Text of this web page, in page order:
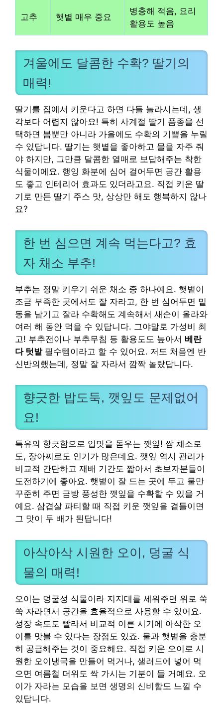
고추 햇볕 매우 중요
병충해 적음, 요리
활용도 높음
겨울에도 달콤한 수확? 딸기의
매력!
딸기를 집에서 키운다고 하면 다들 놀라시는데, 생
각보다 어렵지 않아요! 특히 사계절 딸기 품종을 선
택하면 봄뿐만 아니라 가을에도 수확의 기쁨을 누릴
수 있답니다. 딸기는 햇볕을 좋아하고 물을 자주 줘
야 하지만, 그만큼 달콤한 열매로 보답해주는 착한
식물이에요. 행잉 화분에 심어 걸어두면 공간 활용
도 좋고 인테리어 효과도 있더라고요. 직접 키운 딸
기로 만든 딸기 주스 맛, 상상만 해도 행복하지 않나
요?
한 번 심으면 계속 먹는다고? 효
자 채소 부추!
부추는 정말 키우기 쉬운 채소 중 하나예요. 햇볕이
조금 부족한 곳에서도 잘 자라고, 한 번 심어두면 밑
동을 남기고 잘라 수확해도 계속해서 새순이 올라와
여러 해 동안 먹을 수 있답니다. 그야말로 가성비 최
고! 부추전이나 부추무침 등 활용도도 높아서 베란
다 텃밭필수템이라고 할 수 있어요. 저도 처음엔 반
신반의했는데, 정말 잘 자라서 깜짝 놀랐답니다.
향긋한 밥도둑, 깻잎도 문제없어
요!
특유의 향긋함으로 입맛을 돋우는 깻잎! 쌈 채소로
도, 장아찌로도 인기가 많은데요. 깻잎 역시 관리가
비교적 간단하고 재배 기간도 짧아서 초보자분들이
도전하기에 좋아요. 햇볕이 잘 드는 곳에 두고 물만
꾸준히 주면 금방 풍성한 깻잎을 수확할 수 있을 거
예요. 삼겹살 파티할 때 직접 키운 깻잎을 곁들이면
그 맛이 두 배가 된답니다!
아삭아삭 시원한 오이, 덩굴 식
물의 매력!
오이는 덩굴성 식물이라 지지대를 세워주면 위로 쑥
쑥 자라면서 공간을 효율적으로 사용할 수 있어요.
성장 속도도 빨라서 비교적 이른 시기에 아삭한 오
이를 맛볼 수 있다는 장점도 있죠. 물과 햇볕을 충분
히 공급해주는 것이 중요해요. 직접 키운 오이로 시
원한 오이냉국을 만들어 먹거나, 샐러드에 넣어 먹
으면 여름철 더위도 싹 가시는 기분이 들 거예요. 오
이가 자라는 모습을 보면 생명의 신비함도 느낄 수
있답니다.